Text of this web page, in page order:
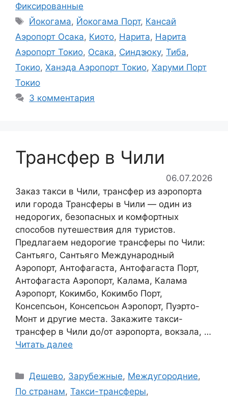
Фиксированные
Метки
Йокогама, Йокогама Порт, Кансай
Аэропорт Осака, Киото, Нарита, Нарита
Аэропорт Токио, Осака, Синдзюку, Тиба,
Токио, Ханэда Аэропорт Токио, Харуми Порт
Токио
3 комментария
Трансфер в Чили
06.07.2026
Заказ такси в Чили, трансфер из аэропорта
или города Трансферы в Чили — один из
недорогих, безопасных и комфортных
способов путешествия для туристов.
Предлагаем недорогие трансферы по Чили:
Сантьяго, Сантьяго Международный
Аэропорт, Антофагаста, Антофагаста Порт,
Антофагаста Аэропорт, Калама, Калама
Аэропорт, Кокимбо, Кокимбо Порт,
Консепсьон, Консепсьон Аэропорт, Пуэрто-
Монт и другие места. Закажите такси-
трансфер в Чили до/от аэропорта, вокзала, …
Читать далее
Рубрики
Дешево, Зарубежные, Междугородние,
По странам, Такси-трансферы,